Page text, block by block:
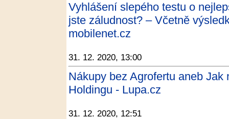
Vyhlášení slepého testu o
jste záludnost? – Včetně
mobilenet.cz
31. 12. 2020, 13:00
Nákupy bez Agrofertu aneb
Holdingu - Lupa.cz
31. 12. 2020, 12:51